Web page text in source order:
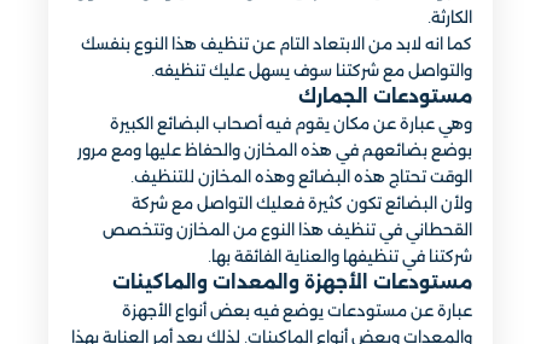
الكارثة.
كما انه لابد من الابتعاد التام عن تنظيف هذا النوع بنفسك
والتواصل مع شركتنا سوف يسهل عليك تنظيفه.
مستودعات الجمارك
وهي عبارة عن مكان يقوم فيه أصحاب البضائع الكبيرة
بوضع بضائعهم في هذه المخازن والحفاظ عليها ومع مرور
الوقت تحتاج هذه البضائع وهذه المخازن للتنظيف.
ولأن البضائع تكون كثيرة فعليك التواصل مع شركة
القحطاني في تنظيف هذا النوع من المخازن وتتخصص
شركتنا في تنظيفها والعناية الفائقة بها.
مستودعات الأجهزة والمعدات والماكينات
عبارة عن مستودعات يوضع فيه بعض أنواع الأجهزة
والمعدات وبعض أنواع الماكينات. لذلك يعد أمر العناية بهذا